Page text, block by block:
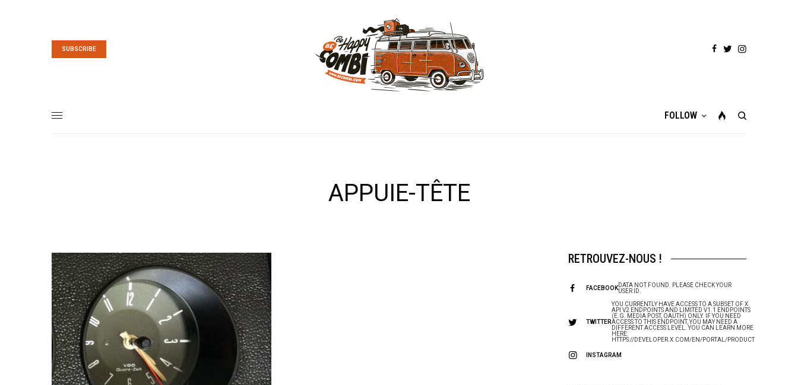
SUBSCRIBE
FOLLOW
APPUIE-TÊTE
RETROUVEZ-NOUS !
FACEBOOKDATA NOT FOUND. PLEASE CHECK YOUR
USER ID.
TWITTER
YOU CURRENTLY HAVE ACCESS TO A SUBSET OF X
API V2 ENDPOINTS AND LIMITED V1.1 ENDPOINTS
(E.G. MEDIA POST, OAUTH) ONLY. IF YOU NEED
ACCESS TO THIS ENDPOINT, YOU MAY NEED A
DIFFERENT ACCESS LEVEL. YOU CAN LEARN MORE
HERE:
HTTPS://DEVELOPER.X.COM/EN/PORTAL/PRODUCT
INSTAGRAM